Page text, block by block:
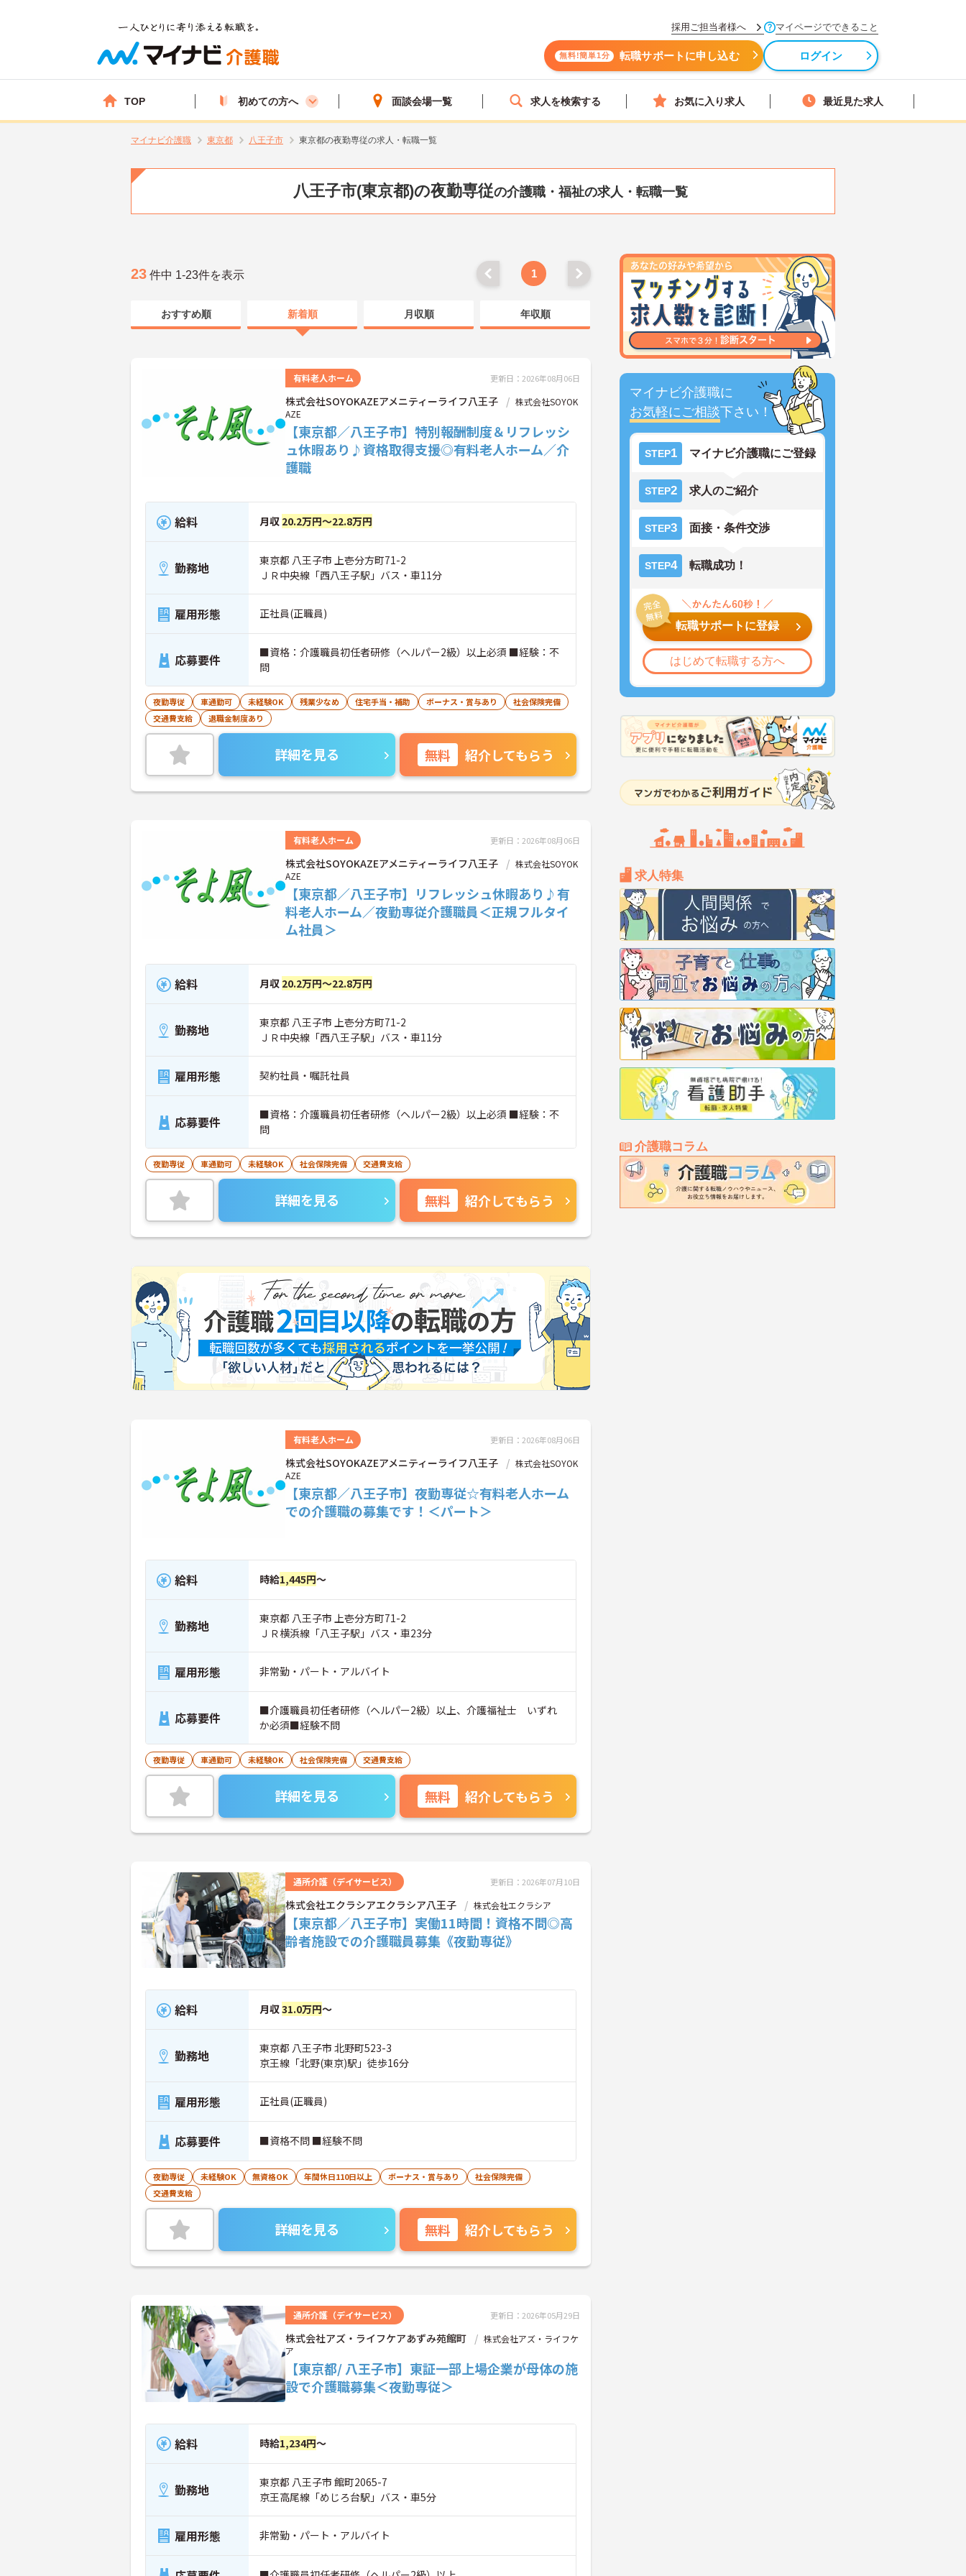
採用ご担当者様へ マイページでできること
無料!簡単1分 転職サポートに申し込む ログイン
TOP 初めての方へ 面談会場一覧 求人を検索する お気に入り求人 最近見た求人
マイナビ介護職 東京都 八王子市 東京都の夜勤専従の求人・転職一覧
八王子市(東京都)の夜勤専従の介護職・福祉の求人・転職一覧
マイナビ介護職に
お気軽にご相談下さい！
STEP1 マイナビ介護職にご登録
STEP2 求人のご紹介
STEP3 面接・条件交渉
STEP4 転職成功！
転職サポートに登録
はじめて転職する方へ
求人特集
介護職コラム
23 件中 1-23件を表示 1
おすすめ順 新着順 月収順 年収順
有料老人ホーム 更新日：2026年08月06日
株式会社SOYOKAZEアメニティーライフ八王子
株式会社SOYOK
AZE
【東京都／八王子市】特別報酬制度＆リフレッシ
ュ休暇あり♪資格取得支援◎有料老人ホーム／介
護職
給料 月収 20.2万円～22.8万円
勤務地
東京都 八王子市 上壱分方町71-2
ＪＲ中央線「西八王子駅」バス・車11分
雇用形態 正社員(正職員)
応募要件
■資格：介護職員初任者研修（ヘルパー2級）以上必須 ■経験：不
問
夜勤専従 車通勤可 未経験OK 残業少なめ 住宅手当・補助 ボーナス・賞与あり
社会保険完備
交通費支給
退職金制度あり
詳細を見る 無料 紹介してもらう
有料老人ホーム 更新日：2026年08月06日
株式会社SOYOKAZEアメニティーライフ八王子
株式会社SOYOK
AZE
【東京都／八王子市】リフレッシュ休暇あり♪有
料老人ホーム／夜勤専従介護職員＜正規フルタイ
ム社員＞
給料 月収 20.2万円～22.8万円
勤務地
東京都 八王子市 上壱分方町71-2
ＪＲ中央線「西八王子駅」バス・車11分
雇用形態 契約社員・嘱託社員
応募要件
■資格：介護職員初任者研修（ヘルパー2級）以上必須 ■経験：不
問
夜勤専従 車通勤可 未経験OK 社会保険完備 交通費支給
詳細を見る 無料 紹介してもらう
有料老人ホーム 更新日：2026年08月06日
株式会社SOYOKAZEアメニティーライフ八王子
株式会社SOYOK
AZE
【東京都／八王子市】夜勤専従☆有料老人ホーム
での介護職の募集です！＜パート＞
給料 時給1,445円～
勤務地
東京都 八王子市 上壱分方町71-2
ＪＲ横浜線「八王子駅」バス・車23分
雇用形態 非常勤・パート・アルバイト
応募要件
■介護職員初任者研修（ヘルパー2級）以上、介護福祉士 いずれ
か必須■経験不問
夜勤専従 車通勤可 未経験OK 社会保険完備 交通費支給
詳細を見る 無料 紹介してもらう
通所介護（デイサービス） 更新日：2026年07月10日
株式会社エクラシアエクラシア八王子 株式会社エクラシア
【東京都／八王子市】実働11時間！資格不問◎高
齢者施設での介護職員募集《夜勤専従》
給料 月収31.0万円～
勤務地
東京都 八王子市 北野町523-3
京王線「北野(東京)駅」徒歩16分
雇用形態 正社員(正職員)
応募要件 ■資格不問 ■経験不問
夜勤専従 未経験OK 無資格OK 年間休日110日以上 ボーナス・賞与あり
社会保険完備
交通費支給
詳細を見る 無料 紹介してもらう
通所介護（デイサービス） 更新日：2026年05月29日
株式会社アズ・ライフケアあずみ苑館町
株式会社アズ・ライフケ
ア
【東京都/ 八王子市】東証一部上場企業が母体の施
設で介護職募集＜夜勤専従＞
給料 時給1,234円～
勤務地
東京都 八王子市 館町2065-7
京王高尾線「めじろ台駅」バス・車5分
雇用形態 非常勤・パート・アルバイト